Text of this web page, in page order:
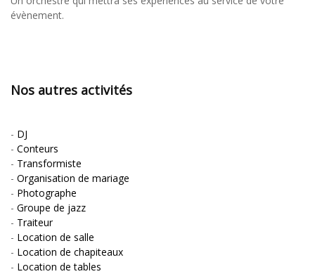
évènement.
Nos autres activités
- DJ
- Conteurs
- Transformiste
- Organisation de mariage
- Photographe
- Groupe de jazz
- Traiteur
- Location de salle
- Location de chapiteaux
- Location de tables